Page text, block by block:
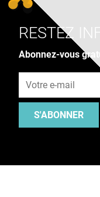
RESTEZ
Abonnez-vous
S'ABONNER